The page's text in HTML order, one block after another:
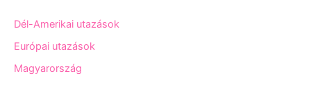
Dél-Amerikai utazások
Európai utazások
Magyarország